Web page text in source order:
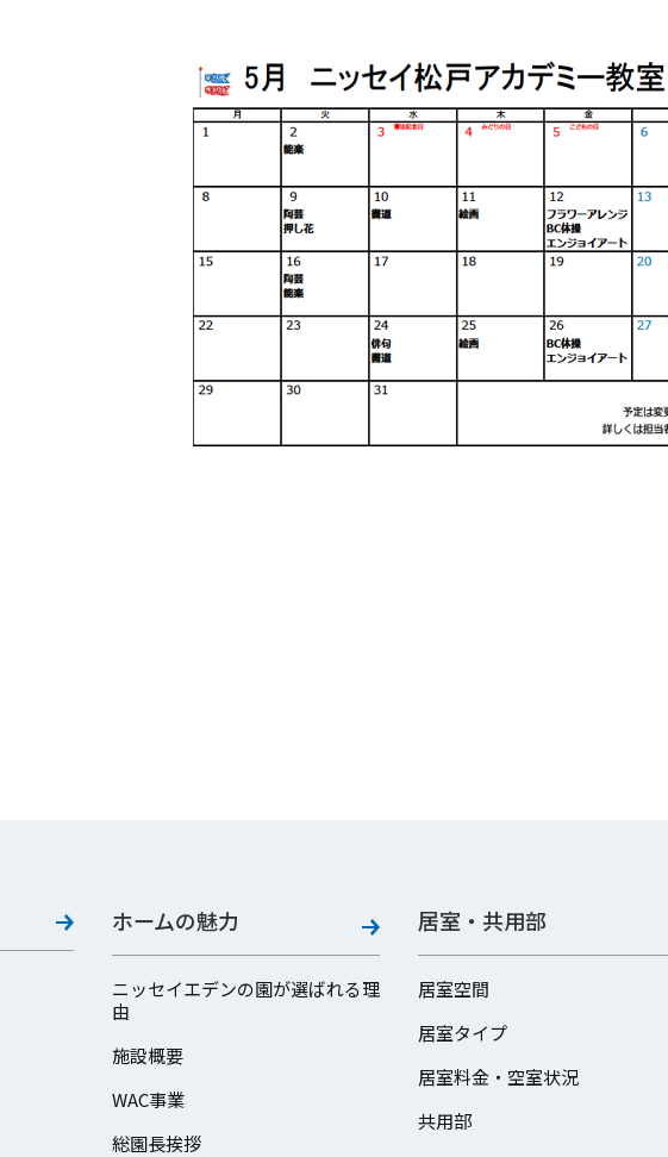
ホームの魅力
ニッセイエデンの園が選ばれる理
由
施設概要
WAC事業
総園長挨拶
居室・共用部
居室空間
居室タイプ
居室料金・空室状況
共用部